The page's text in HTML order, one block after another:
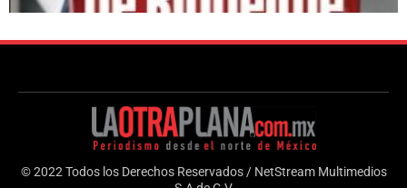
© 2022 Todos los Derechos Reservados / NetStream Multimedios